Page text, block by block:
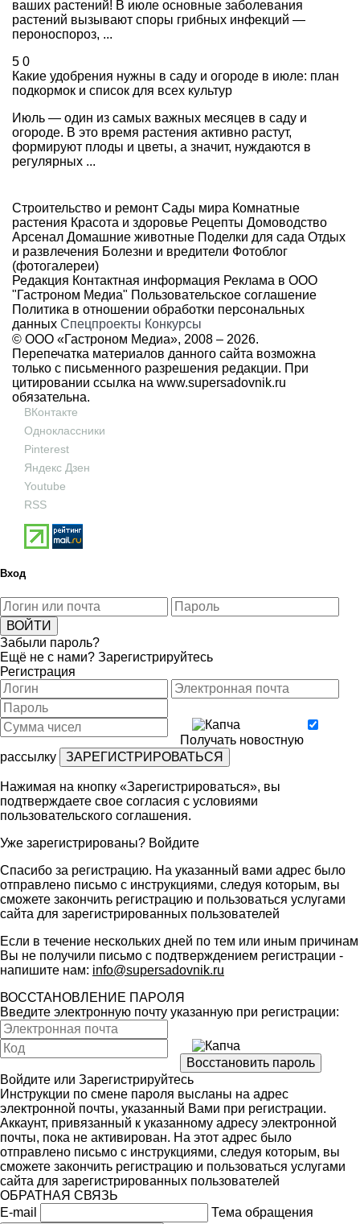
ваших растений! В июле основные заболевания
растений вызывают споры грибных инфекций —
пероноспороз, ...
5 0
Какие удобрения нужны в саду и огороде в июле: план
подкормок и список для всех культур
Июль — один из самых важных месяцев в саду и
огороде. В это время растения активно растут,
формируют плоды и цветы, а значит, нуждаются в
регулярных ...
Строительство и ремонт Сады мира Комнатные
растения Красота и здоровье Рецепты Домоводство
Арсенал Домашние животные Поделки для сада Отдых
и развлечения Болезни и вредители Фотоблог
(фотогалереи)
Редакция Контактная информация Реклама в ООО
"Гастроном Медиа" Пользовательское соглашение
Политика в отношении обработки персональных
данных Спецпроекты Конкурсы
© ООО «Гастроном Медиа», 2008 – 2026.
Перепечатка материалов данного сайта возможна
только с письменного разрешения редакции. При
цитировании ссылка на www.supersadovnik.ru
обязательна.
ВКонтакте
Одноклассники
Pinterest
Яндекс Дзен
Youtube
RSS
Вход
Забыли пароль?
Ещё не с нами? Зарегистрируйтесь
Регистрация
Получать новостную
рассылку
Нажимая на кнопку «Зарегистрироваться», вы
подтверждаете свое согласия с условиями
пользовательского соглашения.
Уже зарегистрированы? Войдите
Спасибо за регистрацию. На указанный вами адрес было
отправлено письмо с инструкциями, следуя которым, вы
сможете закончить регистрацию и пользоваться услугами
сайта для зарегистрированных пользователей
Если в течение нескольких дней по тем или иным причинам
Вы не получили письмо с подтверждением регистрации -
напишите нам: info@supersadovnik.ru
ВОССТАНОВЛЕНИЕ ПАРОЛЯ
Введите электронную почту указанную при регистрации:
Войдите или Зарегистрируйтесь
Инструкции по смене пароля высланы на адрес
электронной почты, указанный Вами при регистрации.
Аккаунт, привязанный к указанному адресу электронной
почты, пока не активирован. На этот адрес было
отправлено письмо с инструкциями, следуя которым, вы
сможете закончить регистрацию и пользоваться услугами
сайта для зарегистрированных пользователей
ОБРАТНАЯ СВЯЗЬ
E-mail
Тема обращения